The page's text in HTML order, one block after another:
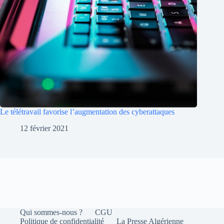
Le télétravail favorise l’augmentation des cyberattaques
12 février 2021
Qui sommes-nous ?
CGU
Politique de confidentialité
La Presse Algérienne